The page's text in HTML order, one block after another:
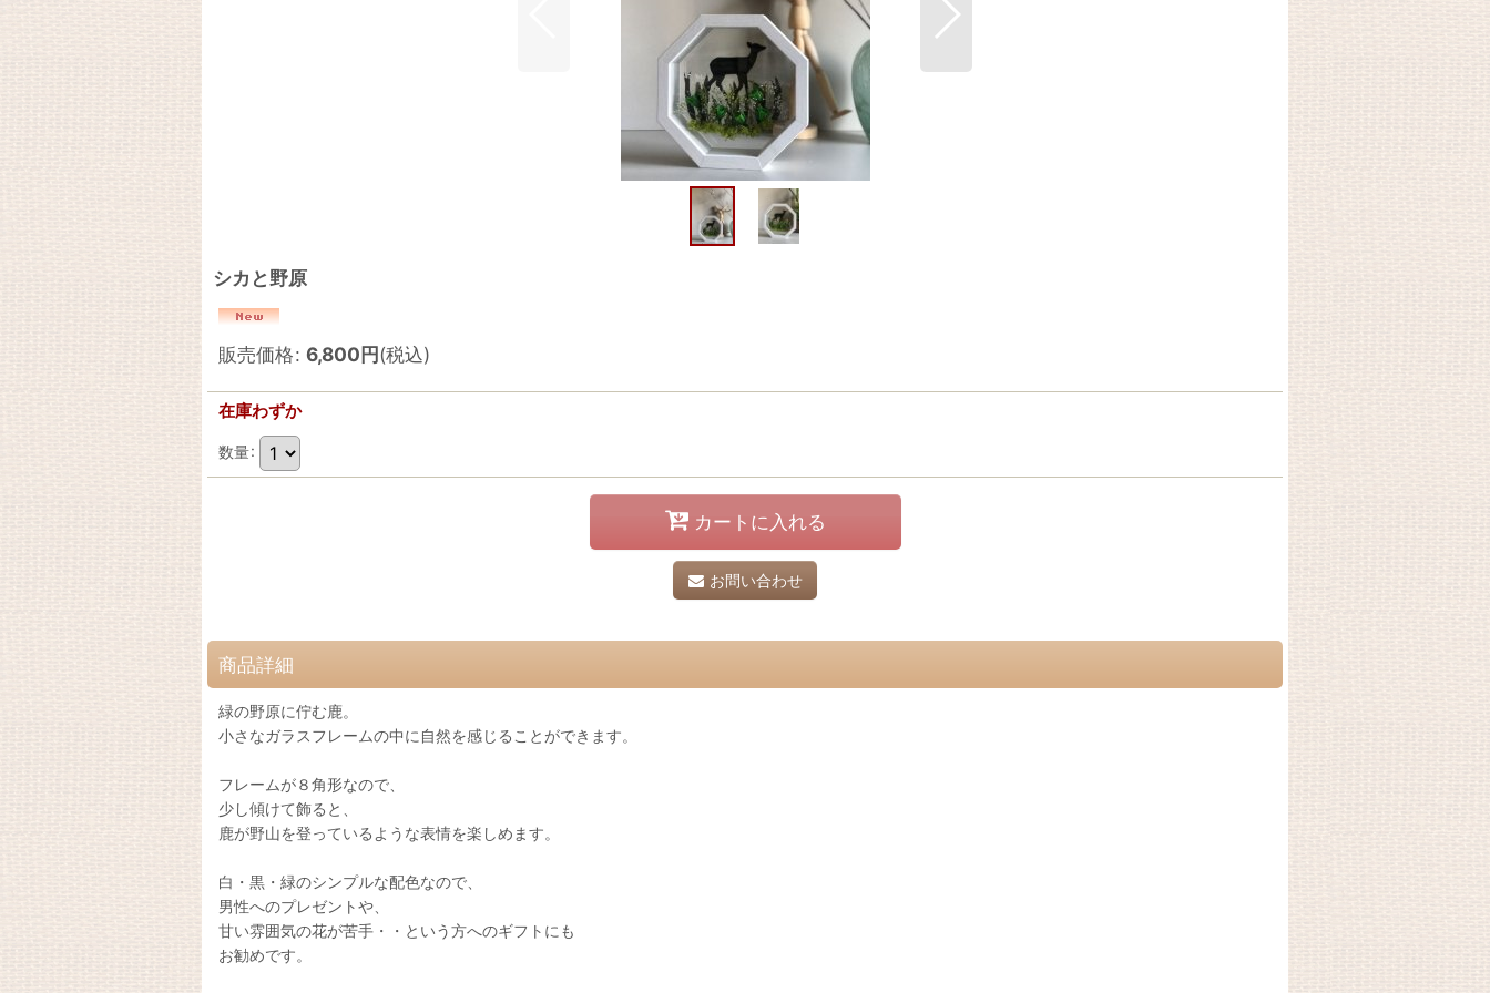
シカと野原
販売価格: 6,800円(税込)
在庫わずか
数量:
カートに入れる
お問い合わせ
商品詳細
緑の野原に佇む鹿。
小さなガラスフレームの中に自然を感じることができます。
フレームが８角形なので、
少し傾けて飾ると、
鹿が野山を登っているような表情を楽しめます。
白・黒・緑のシンプルな配色なので、
男性へのプレゼントや、
甘い雰囲気の花が苦手・・という方へのギフトにも
お勧めです。